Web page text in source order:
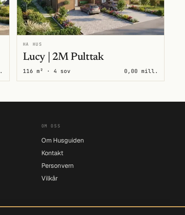
HA HUS
Lucy | 2M Pulttak
116 m² · 4 sov 0,00 mill.
OM OSS
Om Husguiden
Kontakt
Personvern
Vilkår